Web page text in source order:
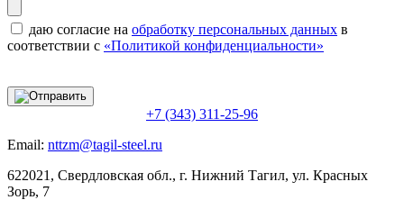
даю согласие на обработку персональных данных в
соответствии с «Политикой конфиденциальности»
+7 (343) 311-25-96
Email: nttzm@tagil-steel.ru
622021, Свердловская обл., г. Нижний Тагил, ул. Красных
Зорь, 7